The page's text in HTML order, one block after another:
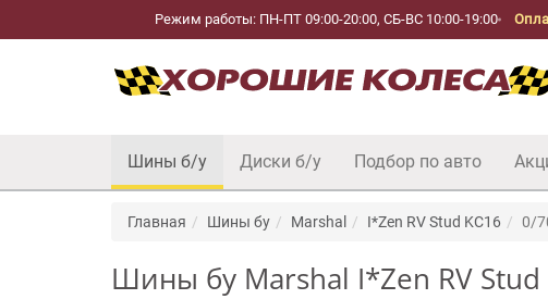
Режим работы: ПН-ПТ 09:00-20:00, СБ-ВС 10:00-19:00
Шины б/у Диски б/у Подбор по авто
Главная Шины бу Marshal I*Zen RV Stud KC16 0/
Шины бу Marshal I*Zen RV Stud